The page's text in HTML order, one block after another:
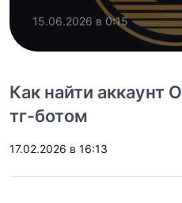
15.06.2026 в 0:15
Как найти аккаунт
тг-ботом
17.02.2026 в 16:13